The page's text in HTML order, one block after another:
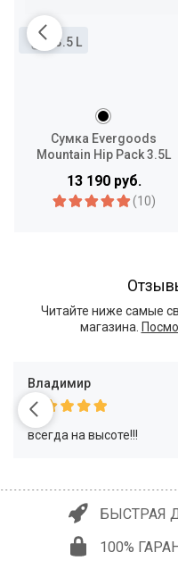
3.5 L
Сумка Evergoods
Mountain Hip Pack 3.5L
13 190 руб.
(10)
Читайте ниже самые
магазина.
Владимир
всегда на высоте!!!
БЫСТРАЯ
100%